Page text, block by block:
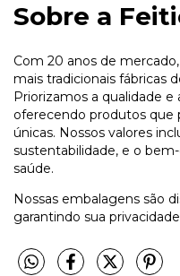
Sobre a
Com 20 anos de
mais tradicionais fábricas
Priorizamos a qualidade e
oferecendo produtos que
únicas. Nossos valores
sustentabilidade, e o
saúde.
Nossas embalagens são
garantindo sua